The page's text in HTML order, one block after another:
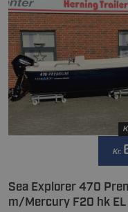
Kr.
Sea Explorer 470
m/Mercury F20 hk EL